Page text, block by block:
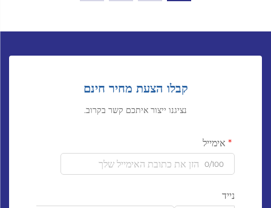
קבלו הצעת מחיר חינם
נציגנו ייצור איתכם קשר בקרוב.
אימייל
0/100
נייד